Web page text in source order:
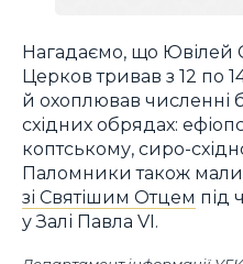
Нагадаємо, що Ювілей
Церков тривав з 12 по
й охоплював численні
східних обрядах:
коптському, сиро-
Паломники також мали
зі Святішим Отцем під
у Залі Павла VI.